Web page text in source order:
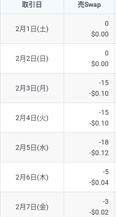
TRY/JPY 26円
35円
HUF/JPY
ZAR/JPY 130円
MXN/JPY 140円
GBP/USD 4円
41円
EUR/GBP
EUR/AUD 103円
GBP/AUD 43円
取引日 売Swap
2月1日(土)
0
$0.00
2月2日(日)
0
$0.00
2月3日(月)
-15
-$0.10
2月4日(火)
-15
-$0.10
2月5日(水)
-18
-$0.12
2月6日(木)
-5
-$0.04
2月7日(金)
-3
-$0.02